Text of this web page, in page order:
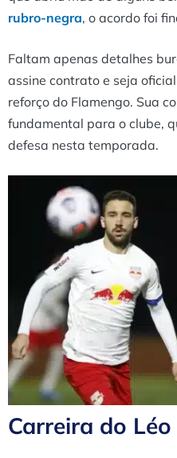
rubro-negra, o acordo foi
Faltam apenas detalhes
assine contrato e seja
reforço do Flamengo. Sua
fundamental para o clube,
defesa nesta temporada.
Carreira do